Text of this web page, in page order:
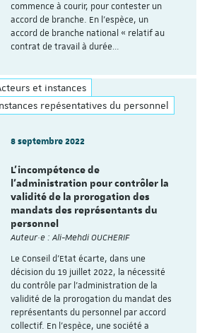
commence à courir, pour contester un
accord de branche. En l’espèce, un
accord de branche national « relatif au
contrat de travail à durée…
et instances
repésentatives du personnel
8 septembre 2022
L’incompétence de
l’administration pour contrôler la
validité de la prorogation des
mandats des représentants du
personnel
Auteur·e : Ali-Mehdi OUCHERIF
Le Conseil d’Etat écarte, dans une
décision du 19 juillet 2022, la nécessité
du contrôle par l'administration de la
validité de la prorogation du mandat des
représentants du personnel par accord
collectif. En l’espèce, une société a